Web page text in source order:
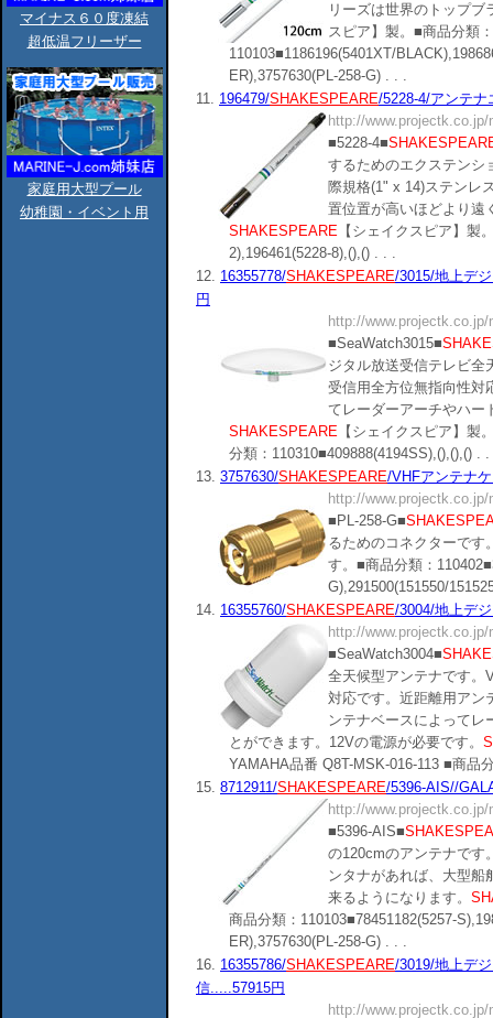
マイナス６０度凍結
超低温フリーザー
家庭用大型プール
幼稚園・イベント用
リーズは世界のトップブ
スピア】製。■商品分類：
110103■1186196(5401XT/
ER),3757630(PL-258-G) . . .
11. 196479/SHAKESPEARE/5228-4/アンテナ
http://
■5228-4■
するためのエクステンシ
際規格(1" x 14)ステンレ
置位置が高いほどより遠
SHAKESPEARE 【シェイクスピア】製
2),196461(5228-8),(),() . . .
12. 16355778/SHAKESPEARE/3015/地上デ
円
http://
■SeaWatch3015■
ジタル放送受信テレビ全
受信用全方位無指向性対
てレーダーアーチやハー
SHAKESPEARE 【シェイクスピア】製
分類：110310■409888(4194SS),(),(),() . .
13. 3757630/SHAKESPEARE/VHFアンテナ
http://
■PL-258-G■
るためのコネクターです
す。■商品分類：
G),291500(151550/
14. 16355760/SHAKESPEARE/3004/地上デ
http://
■SeaWatch3004■
全天候型アンテナです。
対応です。近距離用アン
ンテナベースによってレ
とができます。12Vの電源が必要です。
YAMAHA品番 Q8T-MSK-016-113 ■商品
15. 8712911/SHAKESPEARE/5396-AIS//
http://
■5396-AIS■
の120cmのアンテナです
ンタナがあれば、大型
来るようになります。
商品分類：110103■78451182(5257-
ER),3757630(PL-258-G) . . .
16. 16355786/SHAKESPEARE/3019/地上デ
信.....57915円
http://